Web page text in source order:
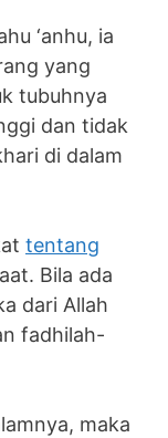
‘anhu, ia
tubuhnya
dan tidak
di dalam
tentang
Bila ada
dari Allah
fadhilah-
maka